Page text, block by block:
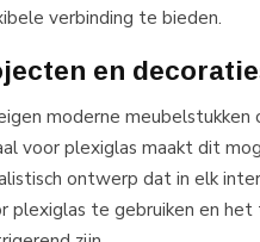
verbinding te bieden.
en
moderne
voor plexiglas maakt dit
ontwerp dat in elk
plexiglas te gebruiken en